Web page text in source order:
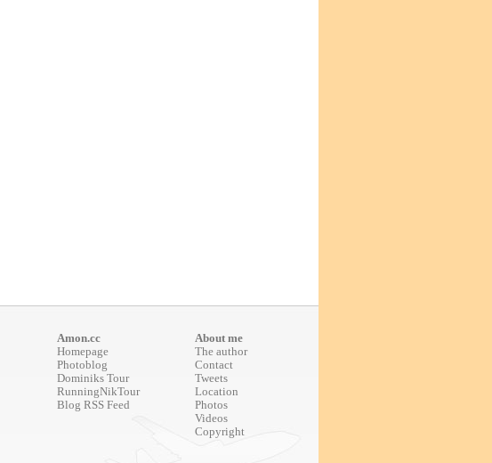
Amon.cc
Homepage
Photoblog
Dominiks Tour
RunningNikTour
Blog RSS Feed
About me
The author
Contact
Tweets
Location
Photos
Videos
Copyright